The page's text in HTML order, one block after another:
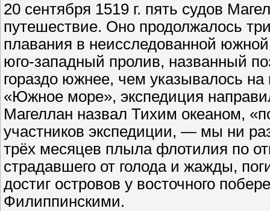
20 сентября 1519 г. пять судов
путешествие. Оно продолжалось
плавания в неисследованной
юго-западный пролив, названный
гораздо южнее, чем указывалось
«Южное море», экспедиция
Магеллан назвал Тихим океаном,
участников экспедиции, — мы ни
трёх месяцев плыла флотилия по
страдавшего от голода и жажды,
достиг островов у восточного
Филиппинскими.